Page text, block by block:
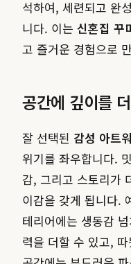
석하여, 세련되고 완
니다. 이는 신혼집 꾸
고 즐거운 경험으로
공간에 깊이를
잘 선택된 감성 아트
위기를 좌우합니다.
감, 그리고 스토리가
이감을 갖게 됩니다.
테리어에는 생동감
력을 더할 수 있고,